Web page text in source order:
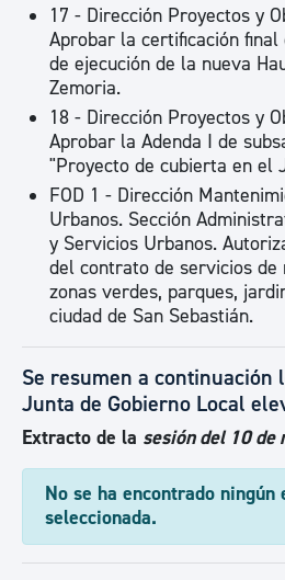
17 - Dirección Proyectos y
Aprobar la certificación
de ejecución de la nueva
Zemoria.
18 - Dirección Proyectos y
Aprobar la Adenda I de
"Proyecto de cubierta en el
FOD 1 - Dirección
Urbanos. Sección
y Servicios Urbanos.
del contrato de servicios
zonas verdes, parques,
ciudad de San Sebastián.
Se resumen a continuación
Junta de Gobierno Local
Extracto de la sesión del 10 de
No se ha encontrado
seleccionada.